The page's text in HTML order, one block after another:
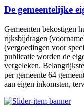
De gemeentelijke
Gemeenten bekostigen
rijksbijdragen
(vergoedingen voor
publicatie worden de
vergeleken.
per gemeente 64
aan eigen inkomsten,